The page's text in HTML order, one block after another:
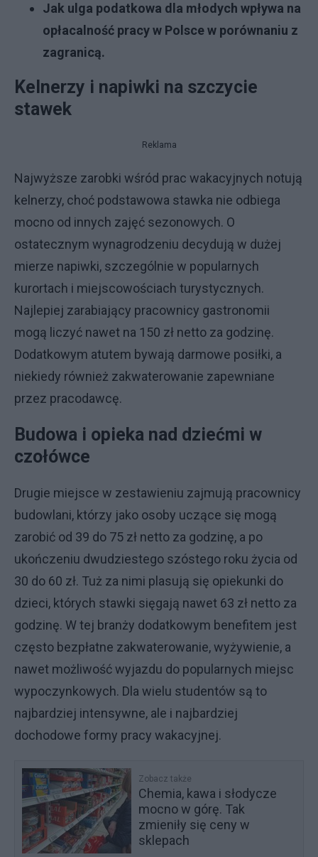
Jak ulga podatkowa dla młodych wpływa na
opłacalność pracy w Polsce w porównaniu z
zagranicą.
Kelnerzy i napiwki na szczycie
stawek
Reklama
Najwyższe zarobki wśród prac wakacyjnych notują
kelnerzy, choć podstawowa stawka nie odbiega
mocno od innych zajęć sezonowych. O
ostatecznym wynagrodzeniu decydują w dużej
mierze napiwki, szczególnie w popularnych
kurortach i miejscowościach turystycznych.
Najlepiej zarabiający pracownicy gastronomii
mogą liczyć nawet na 150 zł netto za godzinę.
Dodatkowym atutem bywają darmowe posiłki, a
niekiedy również zakwaterowanie zapewniane
przez pracodawcę.
Budowa i opieka nad dziećmi w
czołówce
Drugie miejsce w zestawieniu zajmują pracownicy
budowlani, którzy jako osoby uczące się mogą
zarobić od 39 do 75 zł netto za godzinę, a po
ukończeniu dwudziestego szóstego roku życia od
30 do 60 zł. Tuż za nimi plasują się opiekunki do
dzieci, których stawki sięgają nawet 63 zł netto za
godzinę. W tej branży dodatkowym benefitem jest
często bezpłatne zakwaterowanie, wyżywienie, a
nawet możliwość wyjazdu do popularnych miejsc
wypoczynkowych. Dla wielu studentów są to
najbardziej intensywne, ale i najbardziej
dochodowe formy pracy wakacyjnej.
Zobacz także
Chemia, kawa i słodycze
mocno w górę. Tak
zmieniły się ceny w
sklepach